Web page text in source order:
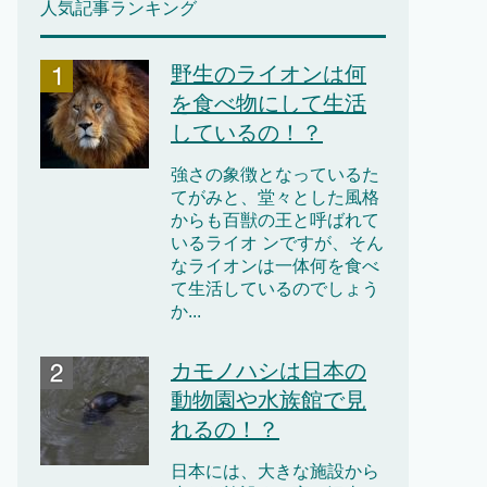
人気記事ランキング
野生のライオンは何
を食べ物にして生活
しているの！？
強さの象徴となっているた
てがみと、堂々とした風格
からも百獣の王と呼ばれて
いるライオ ンですが、そん
なライオンは一体何を食べ
て生活しているのでしょう
か...
カモノハシは日本の
動物園や水族館で見
れるの！？
日本には、大きな施設から